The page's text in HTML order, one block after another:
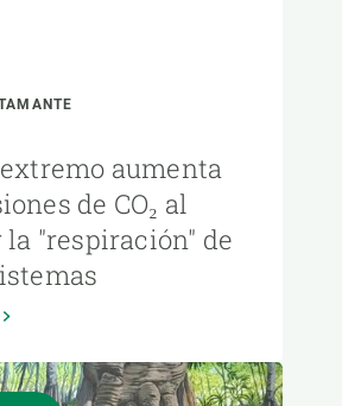
aumenta
de CO₂ al
"respiración" de